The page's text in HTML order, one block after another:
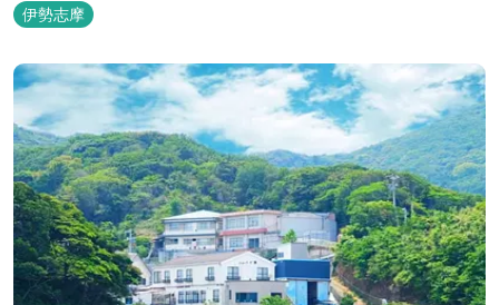
伊勢志摩